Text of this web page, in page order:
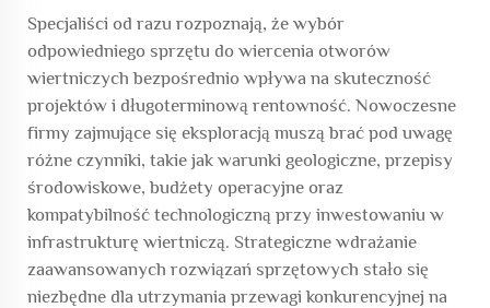
Specjaliści od razu rozpoznają, że wybór
odpowiedniego sprzętu do wiercenia otworów
wiertniczych bezpośrednio wpływa na skuteczność
projektów i długoterminową rentowność. Nowoczesne
firmy zajmujące się eksploracją muszą brać pod uwagę
różne czynniki, takie jak warunki geologiczne, przepisy
środowiskowe, budżety operacyjne oraz
kompatybilność technologiczną przy inwestowaniu w
infrastrukturę wiertniczą. Strategiczne wdrażanie
zaawansowanych rozwiązań sprzętowych stało się
niezbędne dla utrzymania przewagi konkurencyjnej na